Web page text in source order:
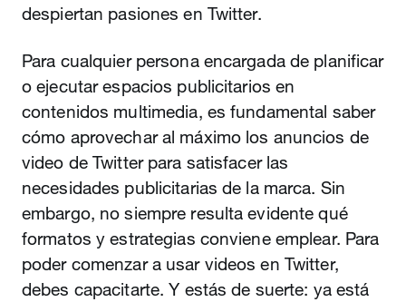
despiertan pasiones en Twitter.
Para cualquier persona encargada de planificar
o ejecutar espacios publicitarios en
contenidos multimedia, es fundamental saber
cómo aprovechar al máximo los anuncios de
video de Twitter para satisfacer las
necesidades publicitarias de la marca. Sin
embargo, no siempre resulta evidente qué
formatos y estrategias conviene emplear. Para
poder comenzar a usar videos en Twitter,
debes capacitarte. Y estás de suerte: ya está